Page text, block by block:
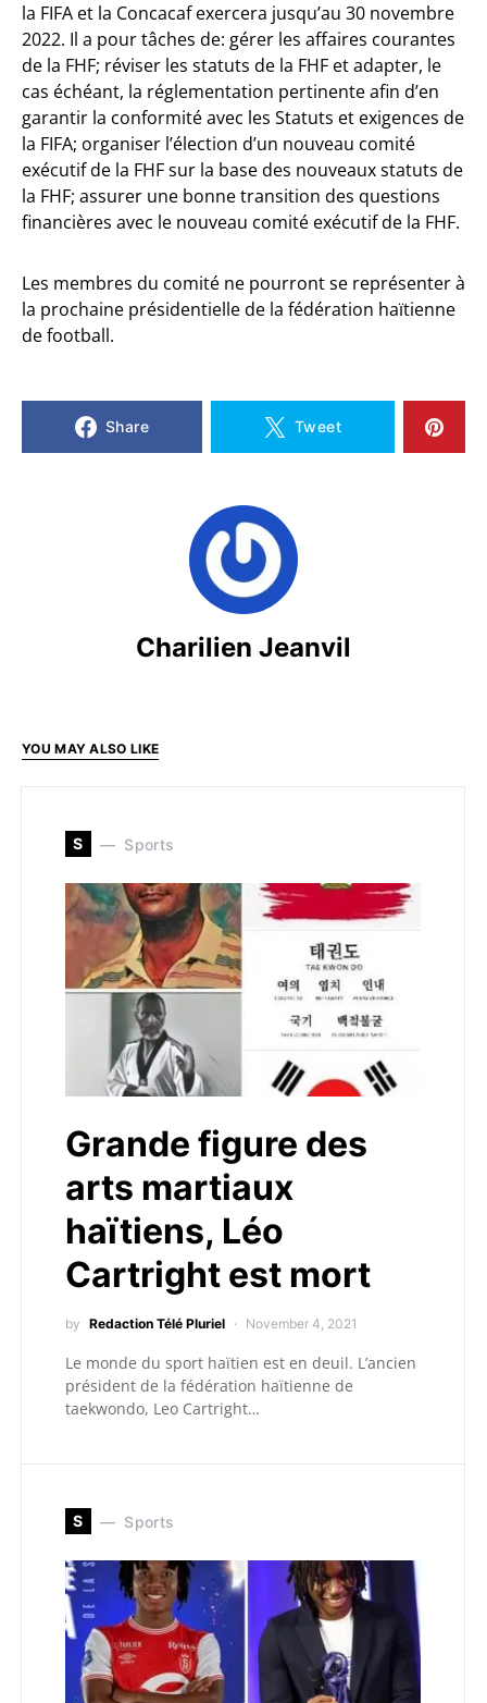
la FIFA et la Concacaf exercera jusqu’au 30 novembre
2022. Il a pour tâches de: gérer les affaires courantes
de la FHF; réviser les statuts de la FHF et adapter, le
cas échéant, la réglementation pertinente afin d’en
garantir la conformité avec les Statuts et exigences de
la FIFA; organiser l’élection d’un nouveau comité
exécutif de la FHF sur la base des nouveaux statuts de
la FHF; assurer une bonne transition des questions
financières avec le nouveau comité exécutif de la FHF.
Les membres du comité ne pourront se représenter à
la prochaine présidentielle de la fédération haïtienne
de football.
Share Tweet
Charilien Jeanvil
YOU MAY ALSO LIKE
S Sports
Grande figure des
arts martiaux
haïtiens, Léo
Cartright est mort
by Redaction Télé Pluriel November 4, 2021
Le monde du sport haïtien est en deuil. L’ancien
président de la fédération haïtienne de
taekwondo, Leo Cartright…
S Sports